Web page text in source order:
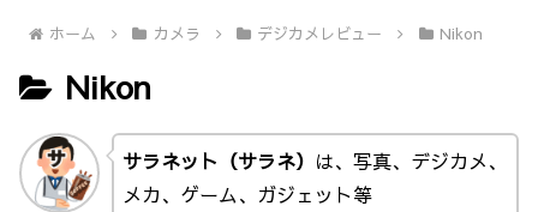
ホーム カメラ デジカメレビュー Nikon
Nikon
サラネット（サラネ） は、写真、デジカメ、
メカ、ゲーム、ガジェット等